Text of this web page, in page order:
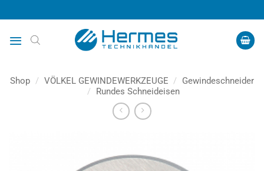
Inhalt
springen
Shop / VÖLKEL GEWINDEWERKZEUGE /
Gewindeschneider
/
Rundes Schneideisen